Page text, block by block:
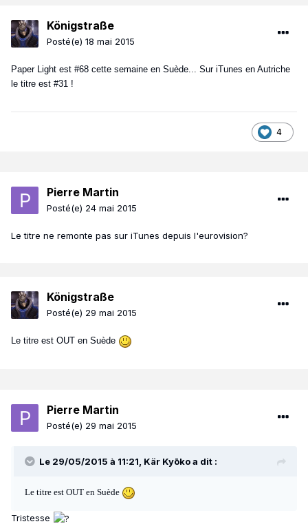
Königstraße
Posté(e) 18 mai 2015
Paper Light est #68 cette semaine en Suède... Sur iTunes en Autriche
le titre est #31 !
4
Pierre Martin
Posté(e) 24 mai 2015
Le titre ne remonte pas sur iTunes depuis l'eurovision?
Königstraße
Posté(e) 29 mai 2015
Le titre est OUT en Suède
Pierre Martin
Posté(e) 29 mai 2015
Le 29/05/2015 à 11:21, Kär Kyōko a dit :
Le titre est OUT en Suède
Tristesse